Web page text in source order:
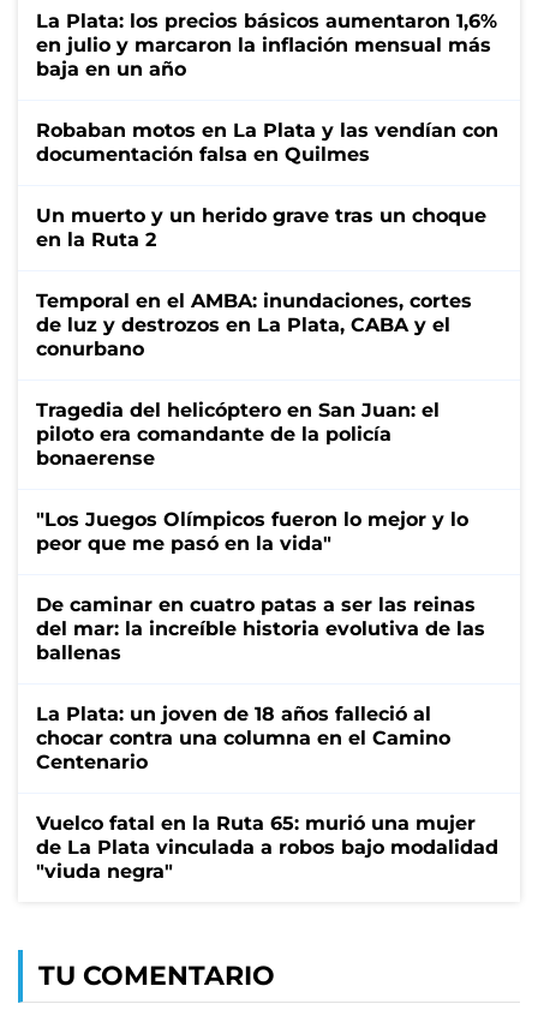
La Plata: los precios básicos aumentaron 1,6%
en julio y marcaron la inflación mensual más
baja en un año
Robaban motos en La Plata y las vendían con
documentación falsa en Quilmes
Un muerto y un herido grave tras un choque
en la Ruta 2
Temporal en el AMBA: inundaciones, cortes
de luz y destrozos en La Plata, CABA y el
conurbano
Tragedia del helicóptero en San Juan: el
piloto era comandante de la policía
bonaerense
"Los Juegos Olímpicos fueron lo mejor y lo
peor que me pasó en la vida"
De caminar en cuatro patas a ser las reinas
del mar: la increíble historia evolutiva de las
ballenas
La Plata: un joven de 18 años falleció al
chocar contra una columna en el Camino
Centenario
Vuelco fatal en la Ruta 65: murió una mujer
de La Plata vinculada a robos bajo modalidad
"viuda negra"
TU COMENTARIO